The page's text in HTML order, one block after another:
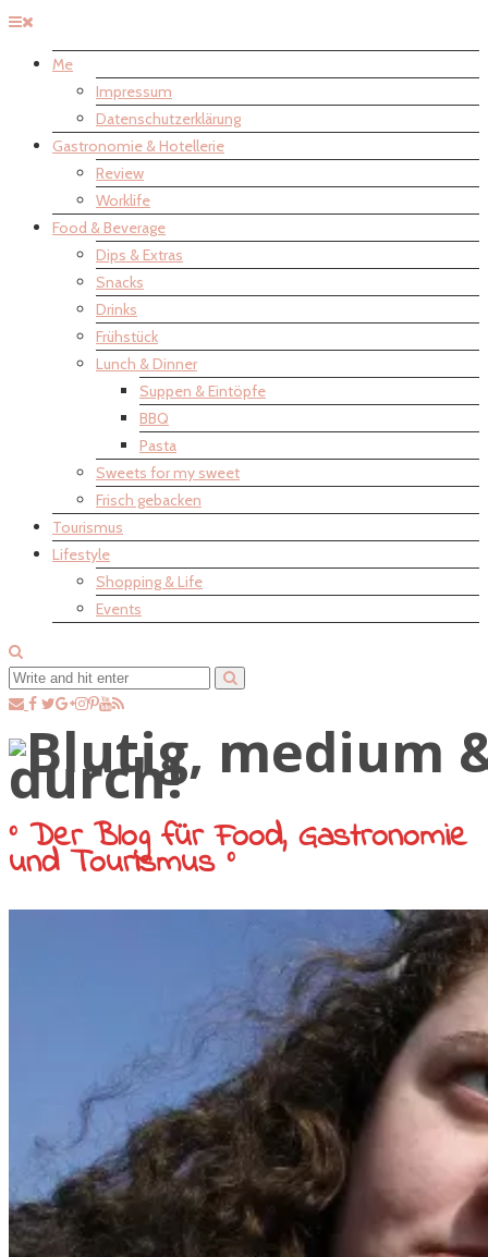
Me
Impressum
Datenschutzerklärung
Gastronomie & Hotellerie
Review
Worklife
Food & Beverage
Dips & Extras
Snacks
Drinks
Frühstück
Lunch & Dinner
Suppen & Eintöpfe
BBQ
Pasta
Sweets for my sweet
Frisch gebacken
Tourismus
Lifestyle
Shopping & Life
Events
° Der Blog für Food, Gastronomie
und Tourismus °